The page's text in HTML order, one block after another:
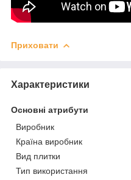
Приховати
Характеристики
Основні атрибути
Виробник
Країна виробник
Вид плитки
Тип використання